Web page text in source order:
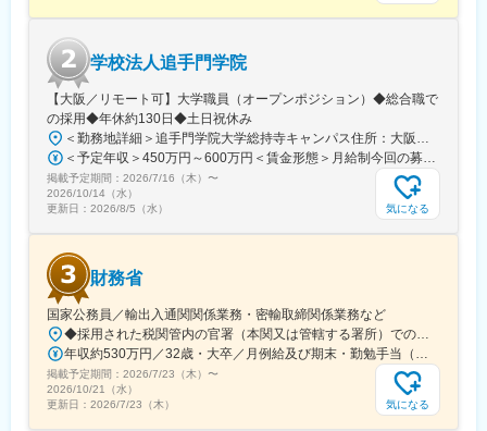
◎窓口対応・住民対応はありません
自治体業務の中でも負担の大きい窓口対応・住民説明・クレーム
対応はありません。
自治体の固定資産税事務を支援する立場になります。
■入社後の流れ
入社後は主任技術者のもとでプロジェクトに参加し、実務を通じ
て業務を習得していただきます。
GISや空間情報技術の知識については、社内研修を通じて学ぶこと
・主任技術者
・プロジェクトリーダー
として自治体支援業務を担当していただきます。
学校法人追手門学院
【大阪／リモート可】大学職員（オープンポジション）◆総合職で
の採用◆年休約130日◆土日祝休み
＜勤務地詳細＞追手門学院大学総持寺キャンパス住所：大阪府茨木市太田東芝町1-1 受動喫煙対策：屋内全面禁煙変更の範囲：会社の定める事業所
＜予定年収＞450万円～600万円＜賃金形態＞月給制今回の募集における初年度の最低保証額です。経験年数によって決定します。＜賃金内訳＞月額（基本給）：262,900円～328,700円＜月給＞262,900円～328,700円＜昇給有無＞有＜残業手当＞有＜給与補足＞年収は賞与込(※残業代は含まれていません。)賞与は今年度実績で年間5ヶ月分支給されています。賃金はあくまでも目安の金額であり、選考を通じて上下する可能性があります。月給(月額)は固定手当を含めた表記です。
掲載予定期間： 2026/7/16（木） 〜
2026/10/14（水）
更新日： 2026/8/5（水） 気になる
財務省
国家公務員／輸出入通関関係業務・密輸取締関係業務など
◆採用された税関管内の官署（本関又は管轄する署所）での勤務となります。採用後は、他の官署に転勤（含、住居を異にする転勤）することもあります。【参考】税関の管轄区域https://www.customs.go.jp/zeikan/zeikan-kankatsu.pdf【各税関の本関（本部）の所在地】・函館税関本関（北海道函館市海岸町24-4）・東京税関本関（東京都江東区青海2-7-11）・横浜税関本関（神奈川県横浜市中区海岸通1-1）・名古屋税関本関（愛知県名古屋市港区入船2-3-12）・大阪税関本関（大阪府大阪市港区築港4-10-3）・神戸税関本関（兵庫県神戸市中央区新港町12-1）・門司税関本関（福岡県北九州市門司区西海岸町1-3-10）・長崎税関本関（長崎県長崎市出島町1-36）・沖縄地区税関本関（沖縄県那覇市おもろまち2-1-1 6F）
年収約530万円／32歳・大卒／月例給及び期末・勤勉手当（東京都特別区勤務） ※上記モデル例は、参考であり、個人の経歴や業務内容等を踏まえての算定
掲載予定期間： 2026/7/23（木） 〜
2026/10/21（水）
更新日： 2026/7/23（木） 気になる